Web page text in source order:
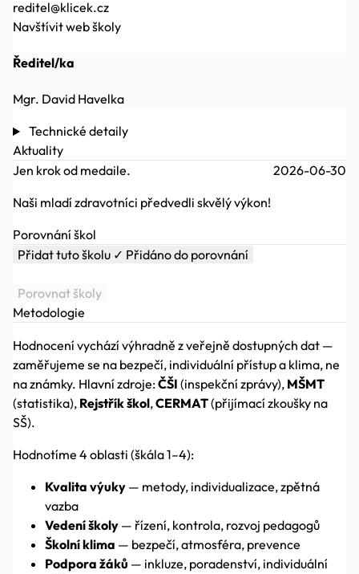
reditel@klicek.cz
Navštívit web školy
Ředitel/ka
Mgr. David Havelka
Technické detaily
Aktuality
Jen krok od medaile.
2026-06-30
Naši mladí zdravotníci předvedli skvělý výkon!
Porovnání škol
Přidat tuto školu ✓ Přidáno do porovnání
Porovnat školy
Metodologie
Hodnocení vychází výhradně z veřejně dostupných dat —
zaměřujeme se na bezpečí, individuální přístup a klima, ne
na známky. Hlavní zdroje:ČŠI (inspekční zprávy), MŠMT
(statistika), Rejstřík škol,CERMAT(přijímací zkoušky na
SŠ).
Hodnotíme 4 oblasti (škála 1–4):
Kvalita výuky — metody, individualizace, zpětná
vazba
Vedení školy — řízení, kontrola, rozvoj pedagogů
Školní klima — bezpečí, atmosféra, prevence
Podpora žáků — inkluze, poradenství, individuální